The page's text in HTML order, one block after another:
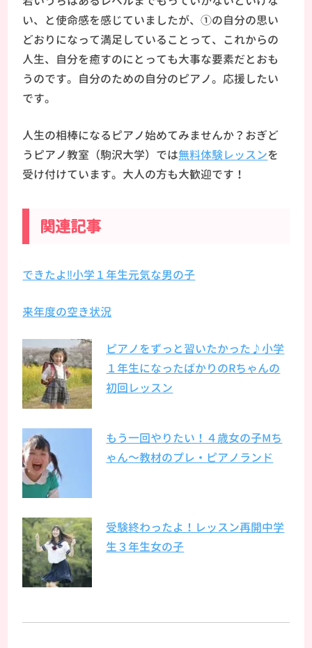
い、と使命感を感じていましたが、①の自分の思い
どおりになって満足していることって、これからの
人生、自分を癒すのにとっても大事な要素だとおも
うのです。自分のための自分のピアノ。応援したい
です。
人生の相棒になるピアノ始めてみませんか？おぎど
うピアノ教室（駒沢大学）では無料体験レッスンを
受け付けています。大人の方も大歓迎です！
関連記事
できたよ‼小学１年生元気な男の子
来年度の空き状況
ピアノをずっと習いたかった♪小学
１年生になったばかりのRちゃんの
初回レッスン
もう一回やりたい！４歳女の子Mち
ゃん～教材のプレ・ピアノランド
受験終わったよ！レッスン再開中学
生３年生女の子